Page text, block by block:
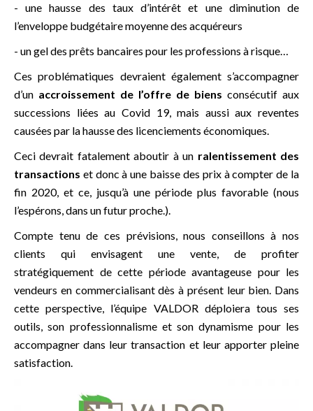
- une hausse des taux d’intérêt et une diminution de
l’enveloppe budgétaire moyenne des acquéreurs
- un gel des prêts bancaires pour les professions à risque…
Ces problématiques devraient également s’accompagner
d’un accroissement de l’offre de biens consécutif aux
successions liées au Covid 19, mais aussi aux reventes
causées par la hausse des licenciements économiques.
Ceci devrait fatalement aboutir à un ralentissement des
transactions et donc à une baisse des prix à compter de la
fin 2020, et ce, jusqu’à une période plus favorable (nous
l’espérons, dans un futur proche.).
Compte tenu de ces prévisions, nous conseillons à nos
clients qui envisagent une vente, de profiter
stratégiquement de cette période avantageuse pour les
vendeurs en commercialisant dès à présent leur bien. Dans
cette perspective, l’équipe VALDOR déploiera tous ses
outils, son professionnalisme et son dynamisme pour les
accompagner dans leur transaction et leur apporter pleine
satisfaction.